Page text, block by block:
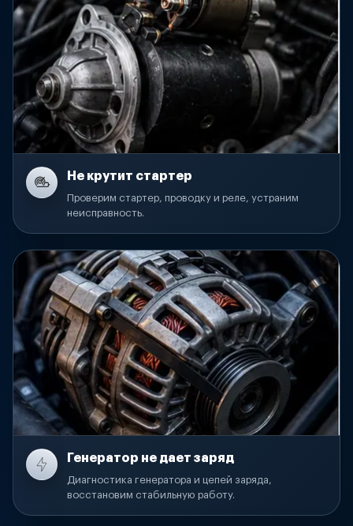
Не крутит стартер
Проверим стартер, проводку и реле, устраним
неисправность.
Генератор не дает заряд
Диагностика генератора и цепей заряда,
восстановим стабильную работу.